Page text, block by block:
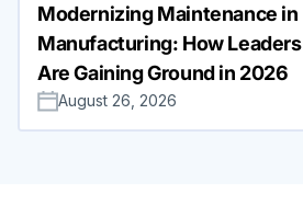
Modernizing Maintenance in
Manufacturing: How Leaders
Are Gaining Ground in 2026
August 26, 2026